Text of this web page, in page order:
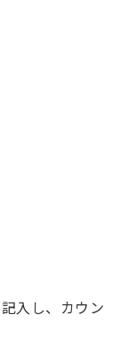
入し、カウン